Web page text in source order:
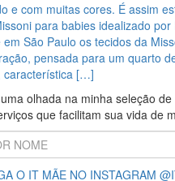
e com muitas cores. É assim
para babies idealizado por
São Paulo os tecidos da
pensada para um quarto
característica […]
olhada na minha seleção
que facilitam sua vida de
O IT MÃE NO INSTAGRAM